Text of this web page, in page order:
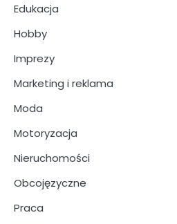
Edukacja
Hobby
Imprezy
Marketing i reklama
Moda
Motoryzacja
Nieruchomości
Obcojęzyczne
Praca